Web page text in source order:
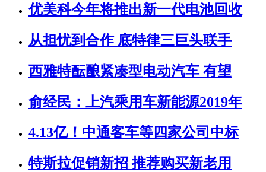
优美科今年将推出新一代电池回收
从担忧到合作 底特律三巨头联手
西雅特酝酿紧凑型电动汽车 有望
俞经民：上汽乘用车新能源2019年
4.13亿！中通客车等四家公司中标
特斯拉促销新招 推荐购买新老用